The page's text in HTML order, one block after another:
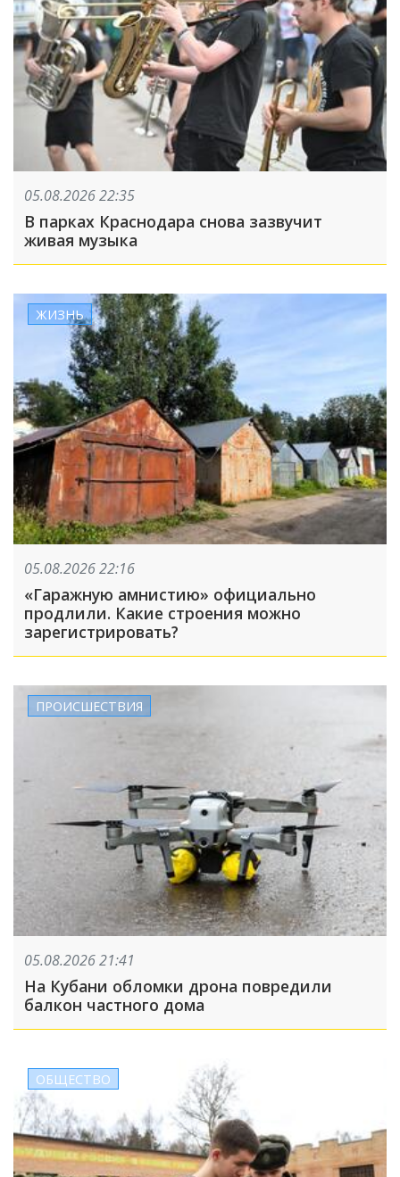
05.08.2026 22:35
В парках Краснодара снова зазвучит
живая музыка
ЖИЗНЬ
05.08.2026 22:16
«Гаражную амнистию» официально
продлили. Какие строения можно
зарегистрировать?
ПРОИСШЕСТВИЯ
05.08.2026 21:41
На Кубани обломки дрона повредили
балкон частного дома
ОБЩЕСТВО